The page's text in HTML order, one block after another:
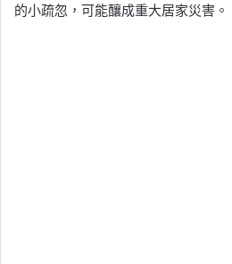
的小疏忽，可能釀成重大居家災害。